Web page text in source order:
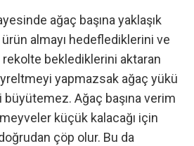
ağaç başına yaklaşık
almayı hedeflediklerini ve
beklediklerini aktaran
yapmazsak ağaç yükü
büyütemez. Ağaç başına verim
küçük kalacağı için
çöp olur. Bu da